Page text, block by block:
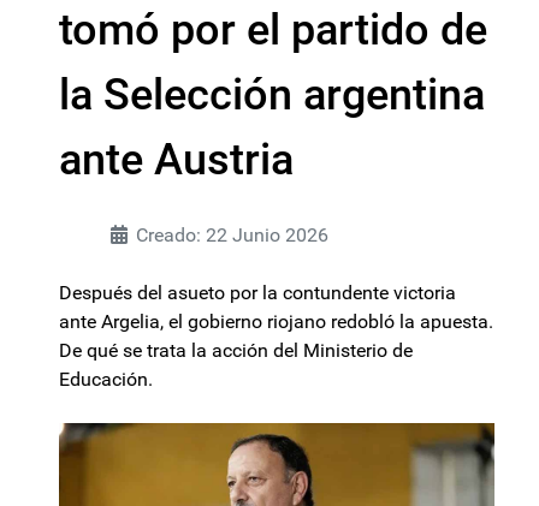
tomó por el partido de
la Selección argentina
ante Austria
Creado: 22 Junio 2026
Después del asueto por la contundente victoria
ante Argelia, el gobierno riojano redobló la apuesta.
De qué se trata la acción del Ministerio de
Educación.